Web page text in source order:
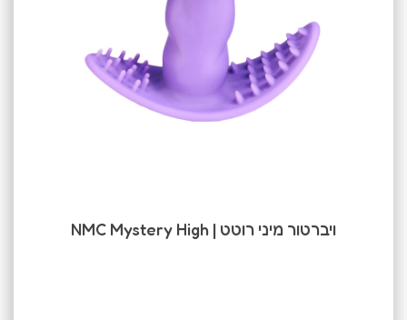
‫ויברטור מיני רוטט | NMC Mystery High